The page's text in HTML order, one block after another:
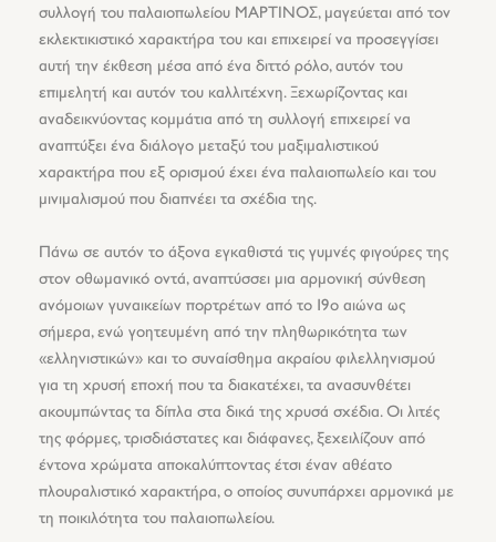
συλλογή του παλαιοπωλείου ΜΑΡΤΙΝΟΣ, μαγεύεται από τον
εκλεκτικιστικό χαρακτήρα του και επιχειρεί να προσεγγίσει
αυτή την έκθεση μέσα από ένα διττό ρόλο, αυτόν του
επιμελητή και αυτόν του καλλιτέχνη. Ξεχωρίζοντας και
αναδεικνύοντας κομμάτια από τη συλλογή επιχειρεί να
αναπτύξει ένα διάλογο μεταξύ του μαξιμαλιστικού
χαρακτήρα που εξ ορισμού έχει ένα παλαιοπωλείο και του
μινιμαλισμού που διαπνέει τα σχέδια της.
Πάνω σε αυτόν το άξονα εγκαθιστά τις γυμνές φιγούρες της
στον οθωμανικό οντά, αναπτύσσει μια αρμονική σύνθεση
ανόμοιων γυναικείων πορτρέτων από το 19ο αιώνα ως
σήμερα, ενώ γοητευμένη από την πληθωρικότητα των
«ελληνιστικών» και το συναίσθημα ακραίου φιλελληνισμού
για τη χρυσή εποχή που τα διακατέχει, τα ανασυνθέτει
ακουμπώντας τα δίπλα στα δικά της χρυσά σχέδια. Οι λιτές
της φόρμες, τρισδιάστατες και διάφανες, ξεχειλίζουν από
έντονα χρώματα αποκαλύπτοντας έτσι έναν αθέατο
πλουραλιστικό χαρακτήρα, ο οποίος συνυπάρχει αρμονικά με
τη ποικιλότητα του παλαιοπωλείου.